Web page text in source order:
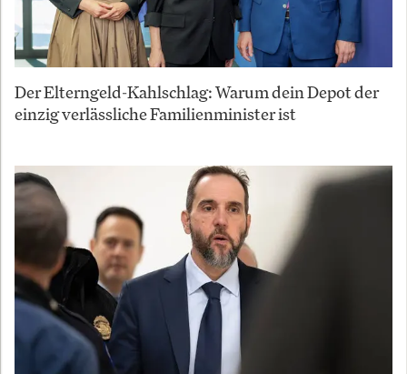
Der Elterngeld-Kahlschlag: Warum dein Depot der
einzig verlässliche Familienminister ist